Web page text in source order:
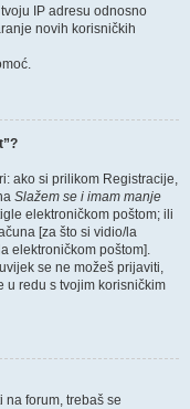
IP adresu odnosno
novih korisničkih
ako si prilikom Registracije,
Slažem se i imam manje
elektroničkom poštom; ili
[za što si vidio/la
elektroničkom poštom].
se ne možeš prijaviti,
u redu s tvojim korisničkim
na forum, trebaš se